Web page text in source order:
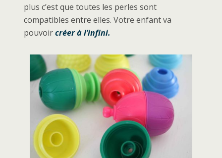
plus c’est que toutes les perles sont
compatibles entre elles. Votre enfant va
pouvoircréer à l’infini.